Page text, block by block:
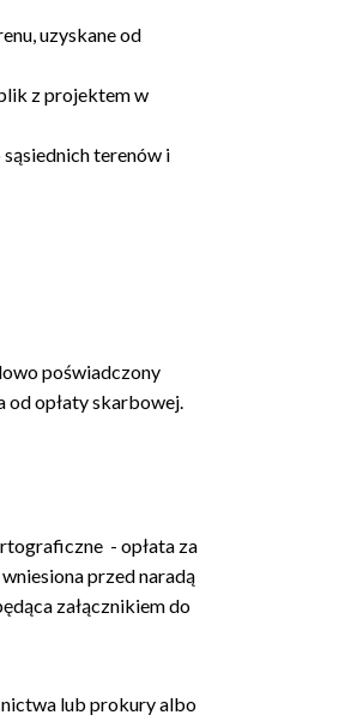
uzyskane od
z projektem w
terenów i
poświadczony
od opłaty skarbowej.
- opłata za
przed naradą
załącznikiem do
lub prokury albo